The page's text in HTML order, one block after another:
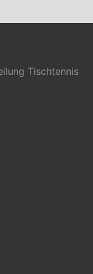
Tischtennis